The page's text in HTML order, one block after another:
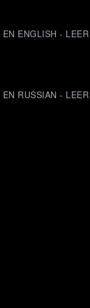
ENGLISH - LEER
RUSSIAN - LEER